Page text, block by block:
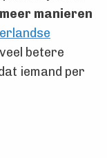
meer manieren
betere
iemand per